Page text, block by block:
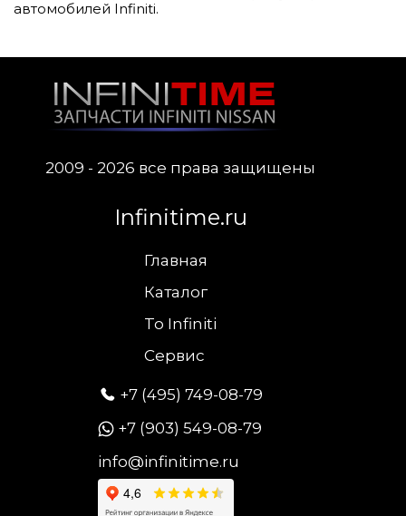
автомобилей Infiniti.
2009 - 2026 все права защищены
Infinitime.ru
Главная
Каталог
To Infiniti
Сервис
+7 (495) 749-08-79
+7 (903) 549-08-79
info@infinitime.ru